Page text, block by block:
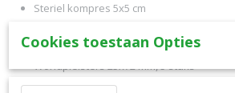
Steriel kompres 5x5 cm
Wondpleisters 19x38 mm, 5 stuks
Wondpleisters 25x72 mm, 5 stuks
Wondpleisters 60x100 mm, 2 stuks
Cookies toestaan Opties